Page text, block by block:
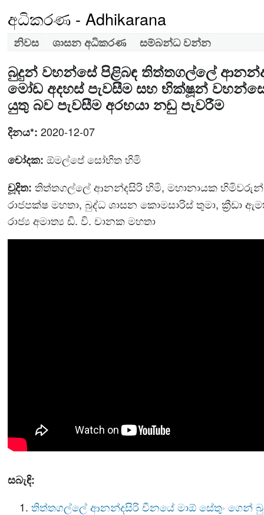
අධිකරණ - Adhikarana
නිවස ශාසන අධිකරණ සම්බන්ධ වන්න
බුදුන් වහන්සේ පිළිබඳ තිත්තගල්ලේ
මෝඩ අදහස් පැවසීම සහ භික්ෂූන්
යුතු බව පැවසීම අරභයා නඩු පැවරීම
දිනය*: 2020-12-07
චෝදක: ඕමල්පේ සෝභිත හිමි
චූදිත: තිත්තගල්ලේ ආනන්දසිරි හිමි, මහානායක
රාජපක්ෂ මහතා, බුද්ධ ශාසන කොමසාරිස් තුමා, ක්‍රීඩා
රාජ්‍ය අමාත්‍ය ඩි. වි. චානක මහතා
සබැඳි:
තිත්තගල්ලේ ආනන්දසිරි චීනයේ මාඕ සේතුං ගෙන්